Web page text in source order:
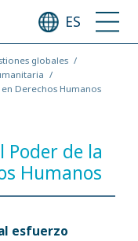
ES
globales
Derechos Humanos
Poder de la
Humanos
esfuerzo